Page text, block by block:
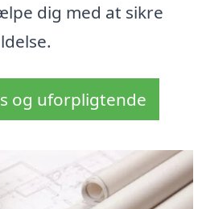
dig med at sikre
og uforpligtende